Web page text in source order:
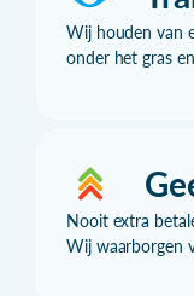
Wij houden van
onder het gras
Nooit extra
Wij waarborgen